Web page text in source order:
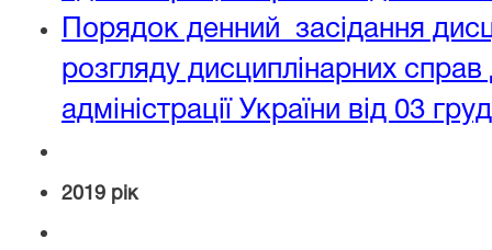
Порядок денний засідання
розгляду дисциплінарних
адміністрації України від 03
2019 рік